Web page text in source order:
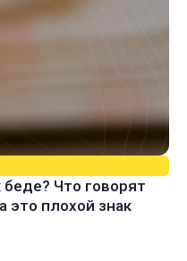
Что говорят
это плохой знак